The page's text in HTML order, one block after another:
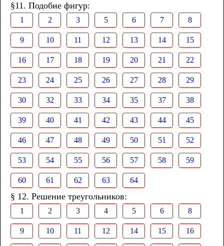
§11. Подобие фигур:
1 2 3 5 6 7 8
9 10 11 12 13 14 15
16 17 18 19 20 21 22
23 24 25 26 27 28 29
30 32 33 34 35 37 38
39 40 41 42 43 44 45
46 47 48 49 50 51 52
53 54 55 56 57 58 59
60 61 62 63 64
§ 12. Решение треугольников:
1 2 3 4 5 6 8
9 10 11 12 14 15 16